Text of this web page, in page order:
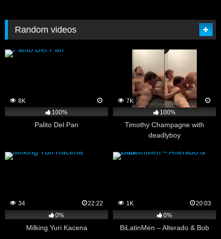
Random videos
8K
100%
Palito Del Pan
7K
100%
Timothy Champagne with
deadlyboy
34
22:22
0%
Milking Yuri Kacena
1K
20:03
0%
BiLatinMen – Alterado & Bob